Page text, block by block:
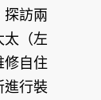
探訪兩
太（左
修自住
進行裝